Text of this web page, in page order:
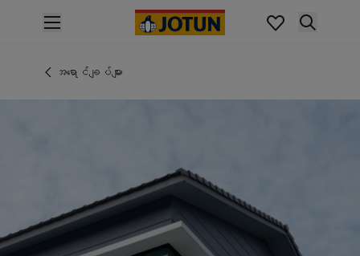
အတွင်းပိုင်းဆေးသုတ်ခြင်း
အတွင်းခန်းအရောင်အားလုံး
Exterior Paint Colours
အပြင်ပန်းအရောင်အားလုံး
အရောင်ချပ်များ
အရောင်ချပ်များ